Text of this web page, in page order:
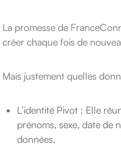
La promesse de
créer chaque fois de
Mais justement quelles
L’identité Pivot : Elle
prénoms, sexe, date de
données.